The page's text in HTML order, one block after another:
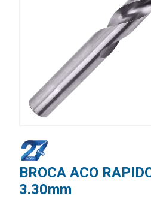
BROCA ACO
3.30mm